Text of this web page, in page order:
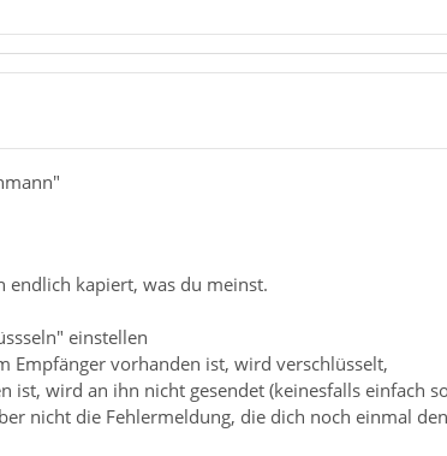
endlich kapiert, was du meinst.
einstellen
Empfänger vorhanden ist, wird verschlüsselt,
ist, wird an ihn nicht gesendet (keinesfalls einfach
nicht die Fehlermeldung, die dich noch einmal